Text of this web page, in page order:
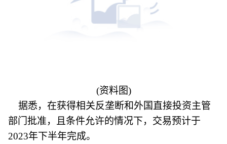
(资料图)
据悉，在获得相关反垄断和外国直接投资主管
部门批准，且条件允许的情况下，交易预计于
2023年下半年完成。